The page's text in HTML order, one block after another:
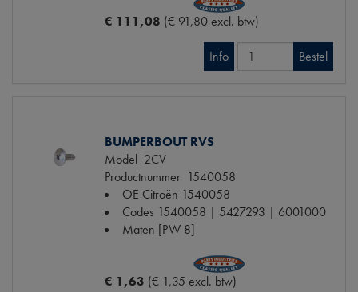
€ 111,08 (€ 91,80 excl. btw)
Info Bestel
BUMPERBOUT RVS
Model 2CV
Productnummer 1540058
OE Citroën 1540058
Codes 1540058 | 5427293 | 6001000
Maten [PW 8]
€ 1,63 (€ 1,35 excl. btw)